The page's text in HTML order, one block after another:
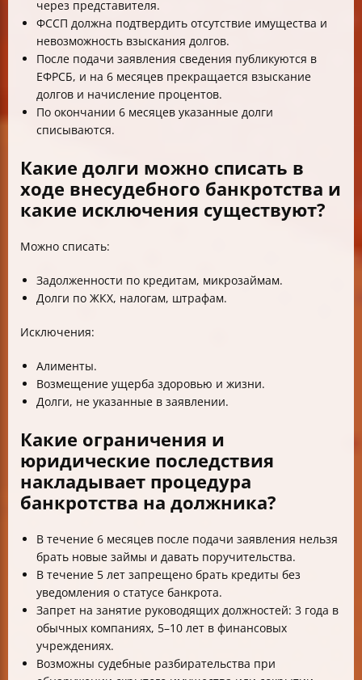
через представителя.
ФССП должна подтвердить отсутствие имущества и
невозможность взыскания долгов.
После подачи заявления сведения публикуются в
ЕФРСБ, и на 6 месяцев прекращается взыскание
долгов и начисление процентов.
По окончании 6 месяцев указанные долги
списываются.
Какие долги можно списать в
ходе внесудебного банкротства и
какие исключения существуют?
Можно списать:
Задолженности по кредитам, микрозаймам.
Долги по ЖКХ, налогам, штрафам.
Исключения:
Алименты.
Возмещение ущерба здоровью и жизни.
Долги, не указанные в заявлении.
Какие ограничения и
юридические последствия
накладывает процедура
банкротства на должника?
В течение 6 месяцев после подачи заявления нельзя
брать новые займы и давать поручительства.
В течение 5 лет запрещено брать кредиты без
уведомления о статусе банкрота.
Запрет на занятие руководящих должностей: 3 года в
обычных компаниях, 5–10 лет в финансовых
учреждениях.
Возможны судебные разбирательства при